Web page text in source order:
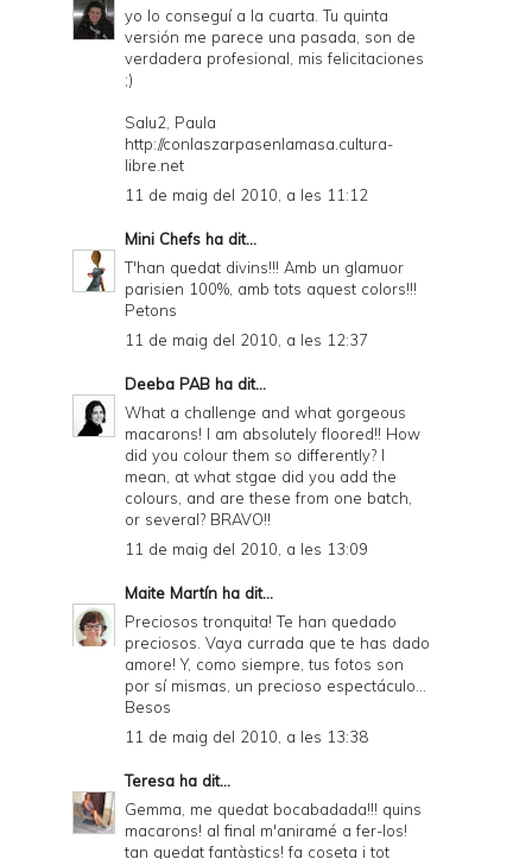
yo lo conseguí a la cuarta. Tu quinta
versión me parece una pasada, son de
verdadera profesional, mis felicitaciones
;)
Salu2, Paula
http://conlaszarpasenlamasa.cultura-
libre.net
11 de maig del 2010, a les 11:12
Mini Chefs ha dit...
T'han quedat divins!!! Amb un glamuor
parisien 100%, amb tots aquest colors!!!
Petons
11 de maig del 2010, a les 12:37
Deeba PAB ha dit...
What a challenge and what gorgeous
macarons! I am absolutely floored!! How
did you colour them so differently? I
mean, at what stgae did you add the
colours, and are these from one batch,
or several? BRAVO!!
11 de maig del 2010, a les 13:09
Maite Martín ha dit...
Preciosos tronquita! Te han quedado
preciosos. Vaya currada que te has dado
amore! Y, como siempre, tus fotos son
por sí mismas, un precioso espectáculo...
Besos
11 de maig del 2010, a les 13:38
Teresa ha dit...
Gemma, me quedat bocabadada!!! quins
macarons! al final m'aniramé a fer-los!
tan quedat fantàstics! fa coseta i tot